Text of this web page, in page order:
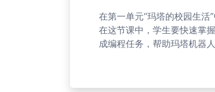
在第一单元“玛塔的校园生活
在这节课中，学生要快速掌
成编程任务，帮助玛塔机器